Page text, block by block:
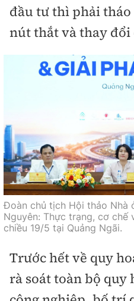
đầu tư thì phải
nút thắt và thay
Đoàn chủ tịch Hội thảo Nhà
Nguyên: Thực trạng, cơ chế
chiều 19/5 tại Quảng Ngãi.
Trước hết về quy
rà soát toàn bộ quy